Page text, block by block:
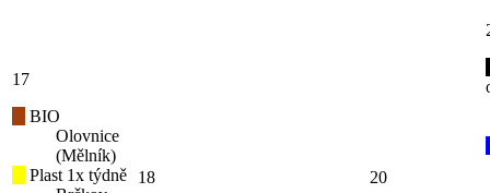
17
BIO
Olovnice
(Mělník)
Plast 1x týdně
18
20